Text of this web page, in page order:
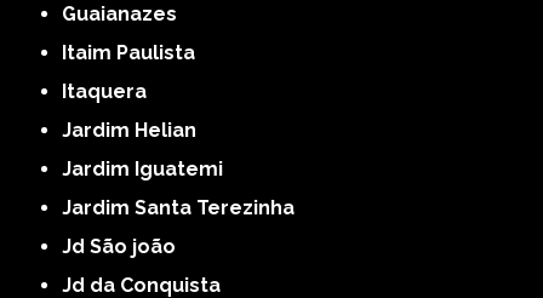
Guaianazes
Itaim Paulista
Itaquera
Jardim Helian
Jardim Iguatemi
Jardim Santa Terezinha
Jd São joão
Jd da Conquista